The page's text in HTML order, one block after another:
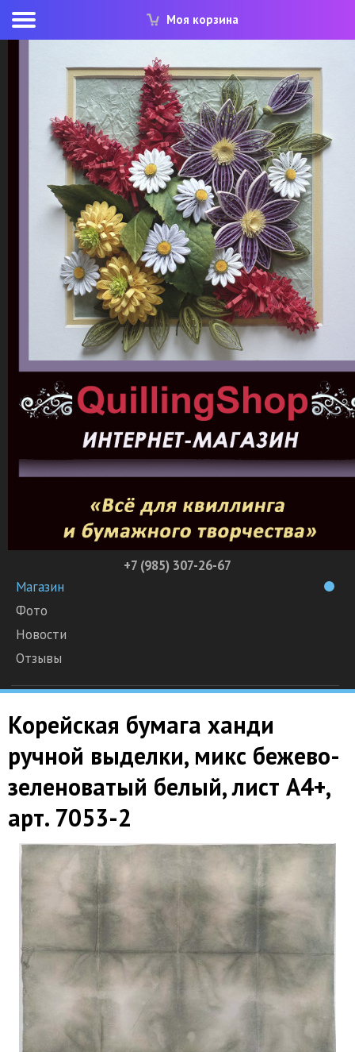
Моя корзина
+7 (985) 307-26-67
Магазин
Фото
Новости
Отзывы
Корейская бумага ханди
ручной выделки, микс бежево-
зеленоватый белый, лист А4+,
арт. 7053-2